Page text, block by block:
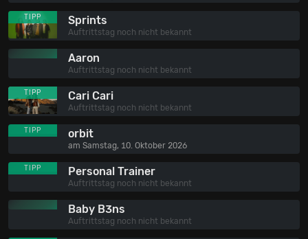
TIPP Sprints
Auftrittstag noch nicht bekannt
Aaron
Auftrittstag noch nicht bekannt
TIPP Cari Cari
Auftrittstag noch nicht bekannt
TIPP orbit
am Samstag, 10. Oktober 2026
TIPP Personal Trainer
Auftrittstag noch nicht bekannt
Baby B3ns
Auftrittstag noch nicht bekannt